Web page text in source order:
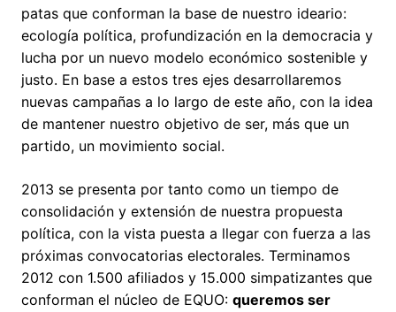
patas que conforman la base de nuestro ideario:
ecología política, profundización en la democracia y
lucha por un nuevo modelo económico sostenible y
justo. En base a estos tres ejes desarrollaremos
nuevas campañas a lo largo de este año, con la idea
de mantener nuestro objetivo de ser, más que un
partido, un movimiento social.
2013 se presenta por tanto como un tiempo de
consolidación y extensión de nuestra propuesta
política, con la vista puesta a llegar con fuerza a las
próximas convocatorias electorales. Terminamos
2012 con 1.500 afiliados y 15.000 simpatizantes que
conforman el núcleo de EQUO: queremos ser